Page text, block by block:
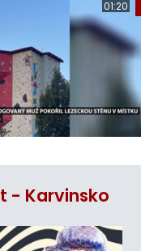
01:20
- Karvinsko